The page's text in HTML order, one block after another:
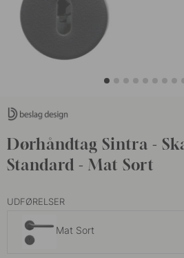
Dørhåndtag Sintra -
Standard - Mat Sort
UDFØRELSER
Mat Sort